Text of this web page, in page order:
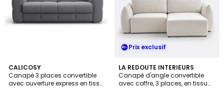
CALICOSY
Canapé 3 places convertible
avec ouverture express en tissu
4
/
5
2
Couleurs
Prix exclusif
LA REDOUTE INTERIEURS
Canapé d'angle convertible
avec coffre, 3 places, en tissu
2
/
5
4
Couleurs